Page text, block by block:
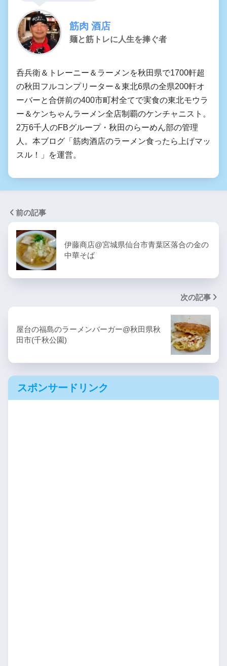
筋肉 酒店
麺と筋トレに人生を捧ぐ者
呑兵衛＆トレーニー＆ラーメンを秋田県で1700軒超
の秋田フルコンプリーター＆東北6県の全県200軒オ
ーバーと合併前の400市町村全てで実食の東北モウラ
ー＆ケンちゃんラーメン全店制覇のケンチャニスト。
2万6千人のFBグループ・秋田のらーめん部の管理
人。本ブログ「筋肉酒店のラーメン食ったら上げマッ
スル！」を運営。
前の記事
伊藤商店@宮城県仙台市青葉区落合の金の
中華そば
次の記事
屋台の福島のラーメンバーガー@秋田県秋
田市(千秋公園)
スポンサードリンク